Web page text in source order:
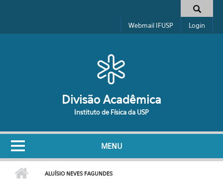
Formulário de busca
Webmail IFUSP Login
Divisão Acadêmica
Instituto de Física da USP
MENU
ALUÍSIO NEVES FAGUNDES